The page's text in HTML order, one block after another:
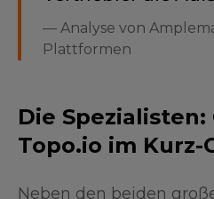
— Analyse von
Plattformen
Die Spezialisten:
Topo.io im Kurz-
Neben den beiden